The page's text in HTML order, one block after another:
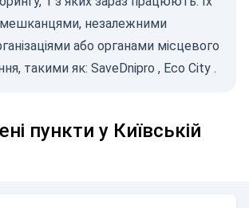
незалежними
або органами місцевого
такими як: SaveDnipro , Eco City .
пункти у Київській